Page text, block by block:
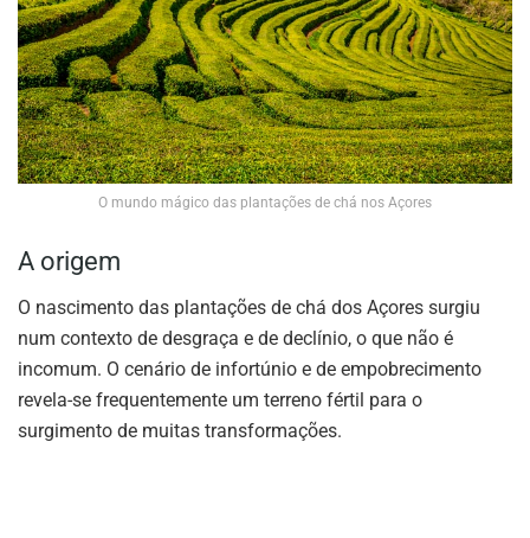
O mundo mágico das plantações de chá nos Açores
A origem
O nascimento das plantações de chá dos Açores surgiu
num contexto de desgraça e de declínio, o que não é
incomum. O cenário de infortúnio e de empobrecimento
revela-se frequentemente um terreno fértil para o
surgimento de muitas transformações.